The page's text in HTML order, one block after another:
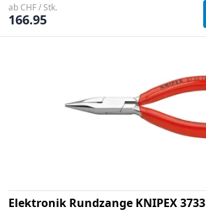
ab CHF / Stk.
166.95
Elektronik Rundzange KNIPEX 3733